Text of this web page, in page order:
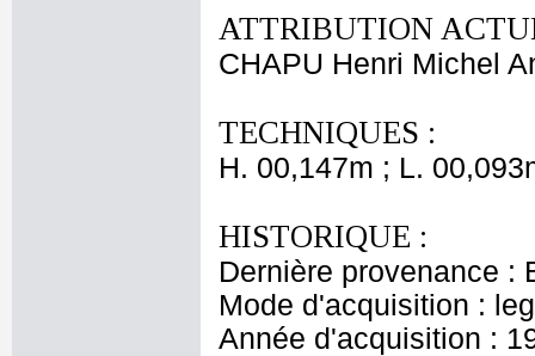
ATTRIBUTION
CHAPU Henri Michel
TECHNIQUES :
H. 00,147m ; L.
HISTORIQUE :
Dernière provenance :
Mode d'acquisition :
Année d'acquisition :